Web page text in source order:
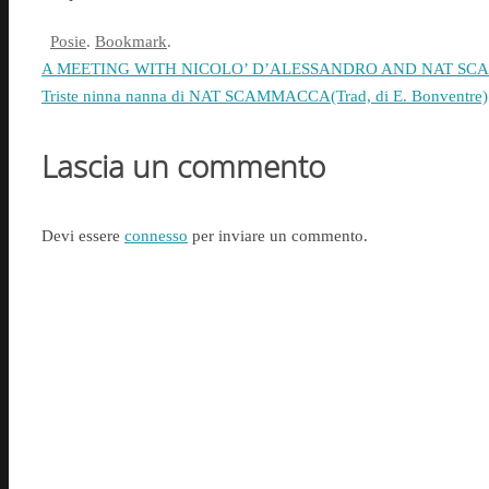
Posie. Bookmark.
A MEETING WITH NICOLO’ D’ALESSANDRO AND NAT
Triste ninna nanna di NAT SCAMMACCA(Trad, di E. Bonventre)
Lascia un commento
Devi essere connesso per inviare un commento.